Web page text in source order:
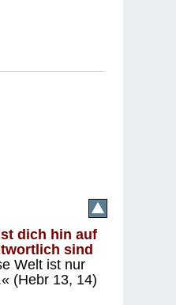
dich hin auf
sind
Welt ist nur
(Hebr 13, 14)